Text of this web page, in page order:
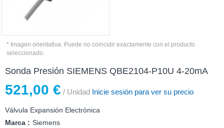
* Imagen orientativa. Puede no coincidir exactamente con el producto
seleccionado.
Sonda Presión SIEMENS QBE2104-P10U 4-20mA
521,00 € / Unidad Inicie sesión para ver su precio
Válvula Expansión Electrónica
Marca : Siemens